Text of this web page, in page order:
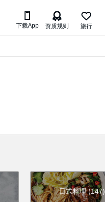

下载App

资质规则 旅行
日式料理(147)